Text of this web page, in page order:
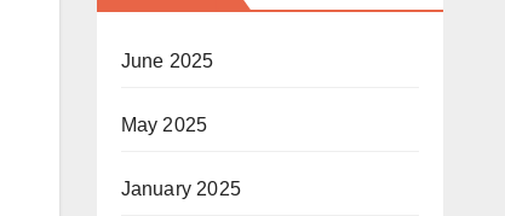
June 2025
May 2025
January 2025